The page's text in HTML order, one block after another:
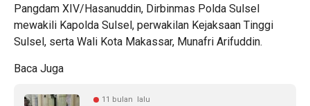
Pangdam XIV/Hasanuddin, Dirbinmas Polda Sulsel
mewakili Kapolda Sulsel, perwakilan Kejaksaan Tinggi
Sulsel, serta Wali Kota Makassar, Munafri Arifuddin.
Baca Juga
11 bulan lalu